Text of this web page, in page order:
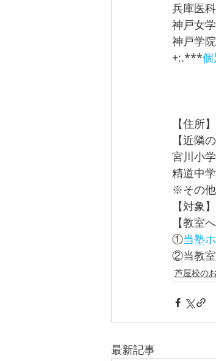
兵庫医
神戸女
神戸学
+:.***個
【住所
【近隣
宮川小
精道中
※その
【対象
【教室
①当塾
②当教室
芦屋校の
最新記事